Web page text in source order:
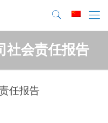
社会责任报告
任报告